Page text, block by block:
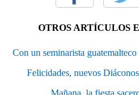
OTROS ARTÍCULOS
Con un seminarista
Felicidades, nuevos
Mañana, la fiesta